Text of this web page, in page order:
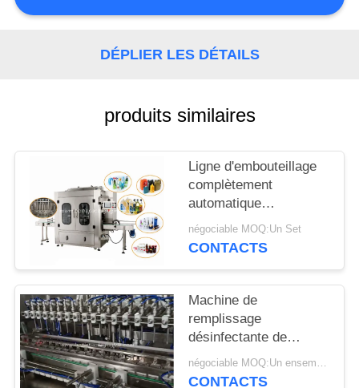
LA
CONTACTER
DEMANDEZ
DEVIS
PLAN
DU
SITE
DÉPLIER LES DÉTAILS
produits similaires
Ligne d'embouteillage
complètement
automatique
équipement aucun
remplir manqué pour
négociable MOQ:Un Set
CONTACTS
Machine de
remplissage
désinfectante de
rendement élevé facile
d'utiliser 0.8kw 220v
négociable MOQ:Un ensemble
CONTACTS